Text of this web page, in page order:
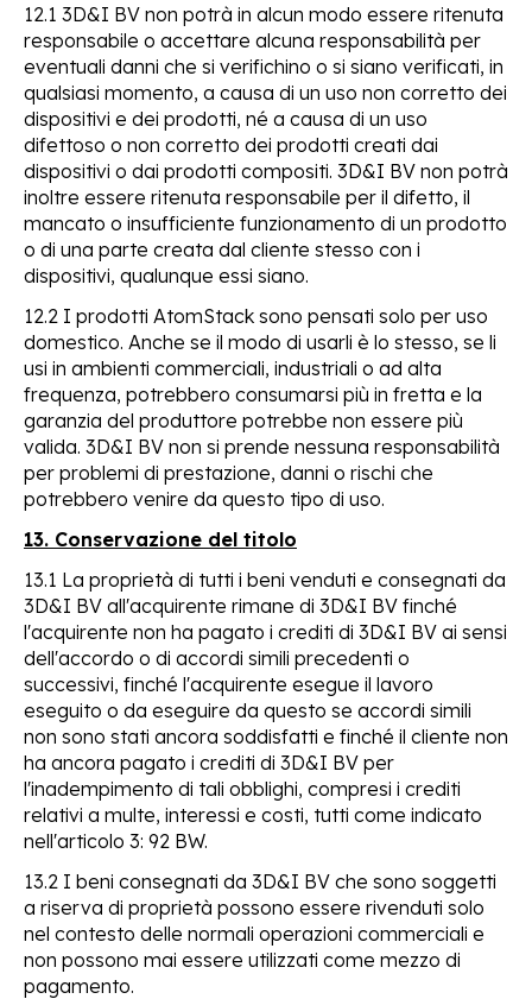
12.1 3D&I BV non potrà in alcun modo essere ritenuta
responsabile o accettare alcuna responsabilità per
eventuali danni che si verifichino o si siano verificati, in
qualsiasi momento, a causa di un uso non corretto dei
dispositivi e dei prodotti, né a causa di un uso
difettoso o non corretto dei prodotti creati dai
dispositivi o dai prodotti compositi. 3D&I BV non potrà
inoltre essere ritenuta responsabile per il difetto, il
mancato o insufficiente funzionamento di un prodotto
o di una parte creata dal cliente stesso con i
dispositivi, qualunque essi siano.
12.2 I prodotti AtomStack sono pensati solo per uso
domestico. Anche se il modo di usarli è lo stesso, se li
usi in ambienti commerciali, industriali o ad alta
frequenza, potrebbero consumarsi più in fretta e la
garanzia del produttore potrebbe non essere più
valida. 3D&I BV non si prende nessuna responsabilità
per problemi di prestazione, danni o rischi che
potrebbero venire da questo tipo di uso.
13. Conservazione del titolo
13.1 La proprietà di tutti i beni venduti e consegnati da
3D&I BV all'acquirente rimane di 3D&I BV finché
l'acquirente non ha pagato i crediti di 3D&I BV ai sensi
dell'accordo o di accordi simili precedenti o
successivi, finché l'acquirente esegue il lavoro
eseguito o da eseguire da questo se accordi simili
non sono stati ancora soddisfatti e finché il cliente non
ha ancora pagato i crediti di 3D&I BV per
l'inadempimento di tali obblighi, compresi i crediti
relativi a multe, interessi e costi, tutti come indicato
nell'articolo 3: 92 BW.
13.2 I beni consegnati da 3D&I BV che sono soggetti
a riserva di proprietà possono essere rivenduti solo
nel contesto delle normali operazioni commerciali e
non possono mai essere utilizzati come mezzo di
pagamento.